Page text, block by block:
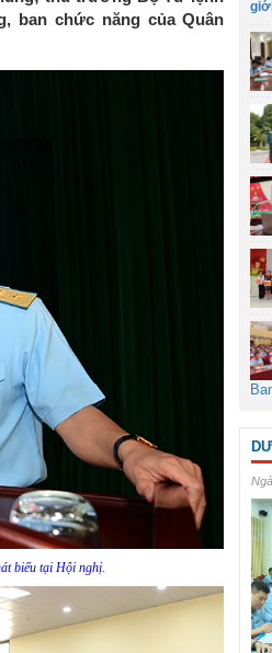
ban chức năng của Quân
biểu tại Hội nghị.